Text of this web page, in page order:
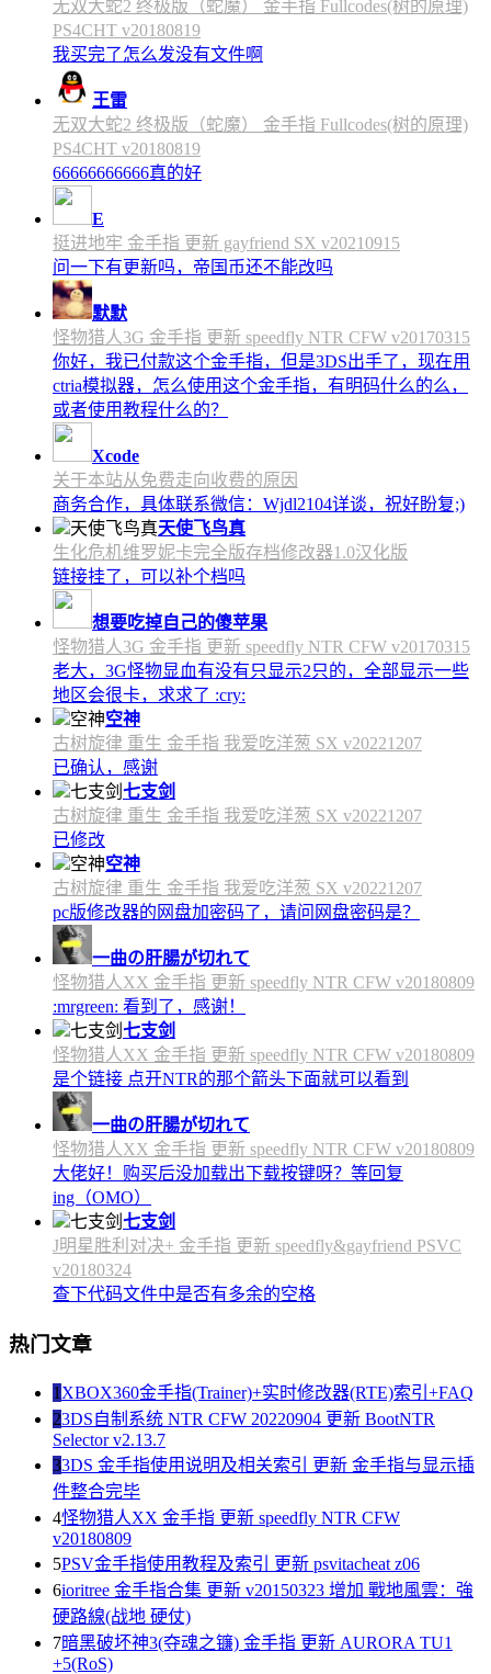
无双大蛇2 终极版（蛇魔） 金手指 Fullcodes(树的原理)
PS4CHT v20180819
我买完了怎么发没有文件啊
王雷
无双大蛇2 终极版（蛇魔） 金手指 Fullcodes(树的原理)
PS4CHT v20180819
66666666666真的好
E
挺进地牢 金手指 更新 gayfriend SX v20210915
问一下有更新吗，帝国币还不能改吗
默默
怪物猎人3G 金手指 更新 speedfly NTR CFW v20170315
你好，我已付款这个金手指，但是3DS出手了，现在用
ctria模拟器，怎么使用这个金手指，有明码什么的么，
或者使用教程什么的？
Xcode
关于本站从免费走向收费的原因
商务合作，具体联系微信：Wjdl2104详谈，祝好盼复;)
天使飞鸟真
生化危机维罗妮卡完全版存档修改器1.0汉化版
链接挂了，可以补个档吗
想要吃掉自己的傻苹果
怪物猎人3G 金手指 更新 speedfly NTR CFW v20170315
老大，3G怪物显血有没有只显示2只的，全部显示一些
地区会很卡，求求了 :cry:
空神
古树旋律 重生 金手指 我爱吃洋葱 SX v20221207
已确认，感谢
七支剑
古树旋律 重生 金手指 我爱吃洋葱 SX v20221207
已修改
空神
古树旋律 重生 金手指 我爱吃洋葱 SX v20221207
pc版修改器的网盘加密码了，请问网盘密码是？
一曲の肝腸が切れて
怪物猎人XX 金手指 更新 speedfly NTR CFW v20180809
:mrgreen: 看到了，感谢！
七支剑
怪物猎人XX 金手指 更新 speedfly NTR CFW v20180809
是个链接 点开NTR的那个箭头下面就可以看到
一曲の肝腸が切れて
怪物猎人XX 金手指 更新 speedfly NTR CFW v20180809
大佬好！购买后没加载出下载按键呀？等回复
ing（OMO）
七支剑
J明星胜利对决+ 金手指 更新 speedfly&gayfriend PSVC
v20180324
查下代码文件中是否有多余的空格
热门文章
1 XBOX360金手指(Trainer)+实时修改器(RTE)索引+FAQ
23DS自制系统 NTR CFW 20220904 更新 BootNTR
Selector v2.13.7
33DS 金手指使用说明及相关索引 更新 金手指与显示插
件整合完毕
4怪物猎人XX 金手指 更新 speedfly NTR CFW
v20180809
5PSV金手指使用教程及索引 更新 psvitacheat z06
6ioritree 金手指合集 更新 v20150323 增加 戰地風雲：強
硬路線(战地 硬仗)
7暗黑破坏神3(夺魂之镰) 金手指 更新 AURORA TU1
+5(RoS)